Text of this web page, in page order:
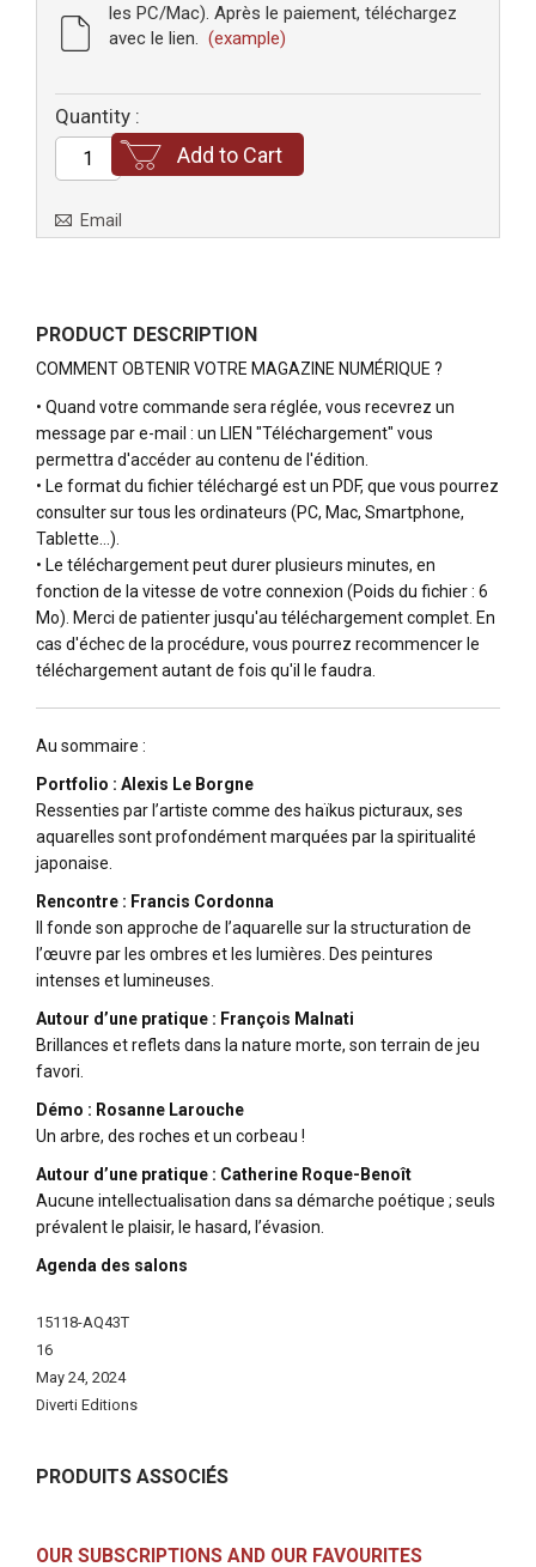
les PC/Mac). Après le paiement, téléchargez
avec le lien. (example)
Quantity :
Add to Cart
Email
PRODUCT DESCRIPTION
COMMENT OBTENIR VOTRE MAGAZINE NUMÉRIQUE ?
• Quand votre commande sera réglée, vous recevrez un
message par e-mail : un LIEN "Téléchargement" vous
permettra d'accéder au contenu de l'édition.
• Le format du fichier téléchargé est un PDF, que vous pourrez
consulter sur tous les ordinateurs (PC, Mac, Smartphone,
Tablette…).
• Le téléchargement peut durer plusieurs minutes, en
fonction de la vitesse de votre connexion (Poids du fichier : 6
Mo). Merci de patienter jusqu'au téléchargement complet. En
cas d'échec de la procédure, vous pourrez recommencer le
téléchargement autant de fois qu'il le faudra.
Au sommaire :
Portfolio : Alexis Le Borgne
Ressenties par l’artiste comme des haïkus picturaux, ses
aquarelles sont profondément marquées par la spiritualité
japonaise.
Rencontre : Francis Cordonna
Il fonde son approche de l’aquarelle sur la structuration de
l’œuvre par les ombres et les lumières. Des peintures
intenses et lumineuses.
Autour d’une pratique : François Malnati
Brillances et reflets dans la nature morte, son terrain de jeu
favori.
Démo : Rosanne Larouche
Un arbre, des roches et un corbeau !
Autour d’une pratique : Catherine Roque-Benoît
Aucune intellectualisation dans sa démarche poétique ; seuls
prévalent le plaisir, le hasard, l’évasion.
Agenda des salons
More
Information
15118-AQ43T
16
May 24, 2024
Diverti Editions
PRODUITS ASSOCIÉS
OUR SUBSCRIPTIONS AND OUR FAVOURITES